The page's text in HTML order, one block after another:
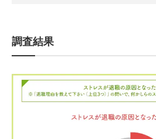
調査結果